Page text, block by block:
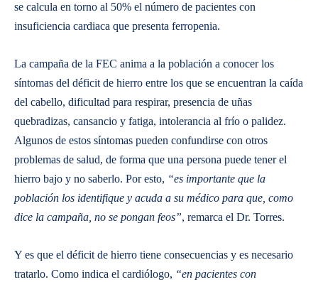
se calcula en torno al 50% el número de pacientes con
insuficiencia cardiaca que presenta ferropenia.
La campaña de la FEC anima a la población a conocer los
síntomas del déficit de hierro entre los que se encuentran la caída
del cabello, dificultad para respirar, presencia de uñas
quebradizas, cansancio y fatiga, intolerancia al frío o palidez.
Algunos de estos síntomas pueden confundirse con otros
problemas de salud, de forma que una persona puede tener el
hierro bajo y no saberlo. Por esto, “es importante que la
población los identifique y acuda a su médico para que, como
dice la campaña, no se pongan feos”, remarca el Dr. Torres.
Y es que el déficit de hierro tiene consecuencias y es necesario
tratarlo. Como indica el cardiólogo, “en pacientes con